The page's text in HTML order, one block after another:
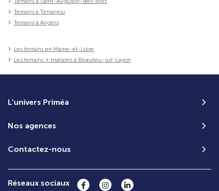
Terrains à Terranjou
Terrains à Angers
Les terrains en Maine-et-Loire
Les terrains + maisons à Beaulieu-sur-Layon
L'univers Priméa
Nos agences
Contactez-nous
Réseaux sociaux